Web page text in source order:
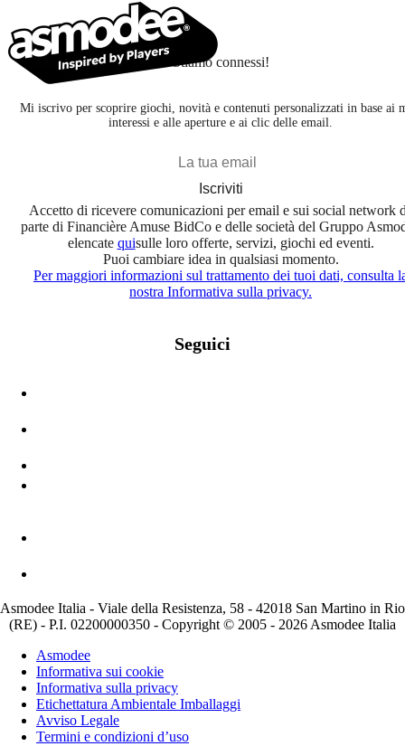
Stiamo connessi!
Mi iscrivo per scoprire giochi, novità e contenuti personalizzati in base ai
interessi e alle aperture e ai clic delle email.
Iscriviti
Accetto di ricevere comunicazioni per email e sui social network
parte di Financière Amuse BidCo e delle società del Gruppo
elencate quisulle loro offerte, servizi, giochi ed eventi.
Puoi cambiare idea in qualsiasi momento.
Per maggiori informazioni sul trattamento dei tuoi dati, consulta
nostra Informativa sulla privacy.
Seguici
Asmodee Italia - Viale della Resistenza, 58 - 42018 San Martino in Rio
(RE) - P.I. 02200000350 - Copyright © 2005 - 2026 Asmodee Italia
Asmodee
Informativa sui cookie
Informativa sulla privacy
Etichettatura Ambientale Imballaggi
Avviso Legale
Termini e condizioni d’uso